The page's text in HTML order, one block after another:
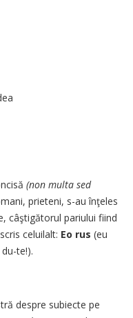
(non multa sed
prieteni, s-au înţeles
câştigătorul pariului fiind
celuilalt: Eo rus (eu
te!).
despre subiecte pe